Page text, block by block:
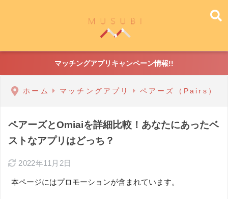
マッチングアプリキャンペーン情報!!
ホーム マッチングアプリ ペアーズ（Pairs）
ペアーズとOmiaiを詳細比較！あなたにあったベ
ストなアプリはどっち？
2022年11月2日
本ページにはプロモーションが含まれています。